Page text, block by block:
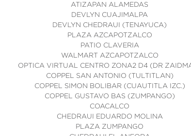
ATIZAPAN ALAMEDAS
DEVLYN CUAJIMALPA
DEVLYN CHEDRAUI (TENAYUCA)
PLAZA AZCAPOTZALCO
PATIO CLAVERIA
WALMART AZCAPOTZALCO
OPTICA VIRTUAL CENTRO ZONA2 D4 (DR
COPPEL SAN ANTONIO (TULTITLAN)
COPPEL SIMON BOLIBAR (CUAUTITLA IZC.)
COPPEL GUSTAVO BAS (ZUMPANGO)
COACALCO
CHEDRAUI EDUARDO MOLINA
PLAZA ZUMPANGO